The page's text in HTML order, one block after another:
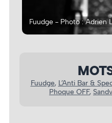
Fuudge - Photo : Adrien
Fuudge, L’Anti Bar &
Phoque OFF,